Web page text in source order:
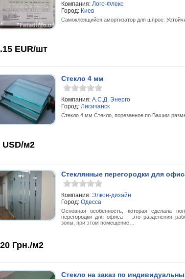
Компания: Лого-Флекс
Город: Киев
Самоклеящийся амортизатор для шпрос.
EUR/шт
Стекло 4 мм
Компания: А.С.Д. Энерго
Город: Лисичанск
Стекло 4 мм Стекло, порезанное по Вашим
USD/м2
Стеклянные перегородки для
Компания: Элкон-дизайн
Город: Одесса
Основная особенность, которая сделала
перегородки для офиса – это разделения
зоны, при этом помещение…
Грн./м2
Стекло на заказ по